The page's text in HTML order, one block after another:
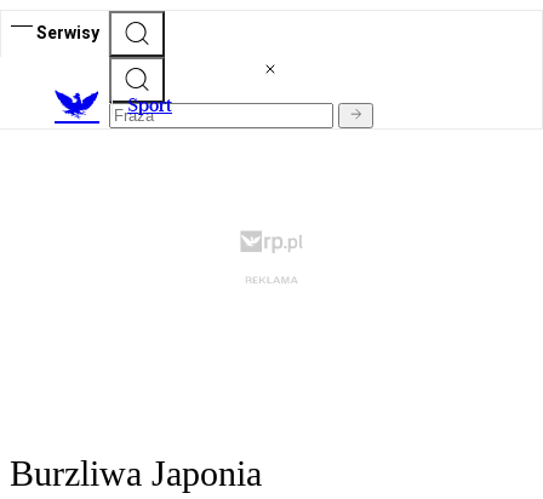
Serwisy
Sport
Burzliwa Japonia